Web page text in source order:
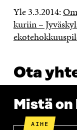
Yle 3.3.2014:
kuriin –
Ota
Mistä on
AIHE